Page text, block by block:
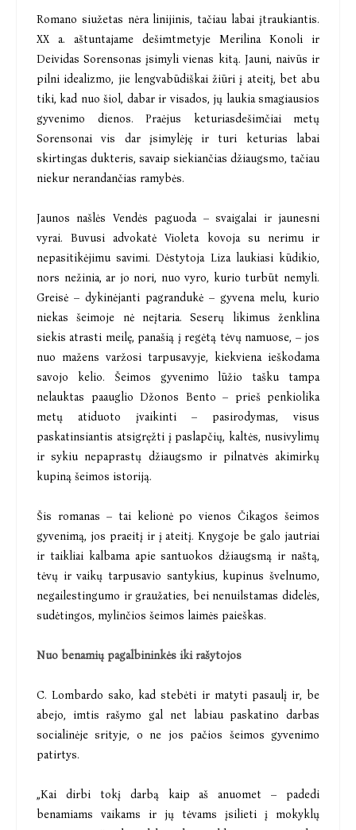
Romano siužetas nėra linijinis, tačiau labai įtraukiantis.
XX a. aštuntajame dešimtmetyje Merilina Konoli ir
Deividas Sorensonas įsimyli vienas kitą. Jauni, naivūs ir
pilni idealizmo, jie lengvabūdiškai žiūri į ateitį, bet abu
tiki, kad nuo šiol, dabar ir visados, jų laukia smagiausios
gyvenimo dienos. Praėjus keturiasdešimčiai metų
Sorensonai vis dar įsimylėję ir turi keturias labai
skirtingas dukteris, savaip siekiančias džiaugsmo, tačiau
niekur nerandančias ramybės.
Jaunos našlės Vendės paguoda – svaigalai ir jaunesni
vyrai. Buvusi advokatė Violeta kovoja su nerimu ir
nepasitikėjimu savimi. Dėstytoja Liza laukiasi kūdikio,
nors nežinia, ar jo nori, nuo vyro, kurio turbūt nemyli.
Greisė – dykinėjanti pagrandukė – gyvena melu, kurio
niekas šeimoje nė neįtaria. Seserų likimus ženklina
siekis atrasti meilę, panašią į regėtą tėvų namuose, – jos
nuo mažens varžosi tarpusavyje, kiekviena ieškodama
savojo kelio. Šeimos gyvenimo lūžio tašku tampa
nelauktas paauglio Džonos Bento – prieš penkiolika
metų atiduoto įvaikinti – pasirodymas, visus
paskatinsiantis atsigręžti į paslapčių, kaltės, nusivylimų
ir sykiu nepaprastų džiaugsmo ir pilnatvės akimirkų
kupiną šeimos istoriją.
Šis romanas – tai kelionė po vienos Čikagos šeimos
gyvenimą, jos praeitį ir į ateitį. Knygoje be galo jautriai
ir taikliai kalbama apie santuokos džiaugsmą ir naštą,
tėvų ir vaikų tarpusavio santykius, kupinus švelnumo,
negailestingumo ir graužaties, bei nenuilstamas didelės,
sudėtingos, mylinčios šeimos laimės paieškas.
Nuo benamių pagalbininkės iki rašytojos
C. Lombardo sako, kad stebėti ir matyti pasaulį ir, be
abejo, imtis rašymo gal net labiau paskatino darbas
socialinėje srityje, o ne jos pačios šeimos gyvenimo
patirtys.
„Kai dirbi tokį darbą kaip aš anuomet – padedi
benamiams vaikams ir jų tėvams įsilieti į mokyklų